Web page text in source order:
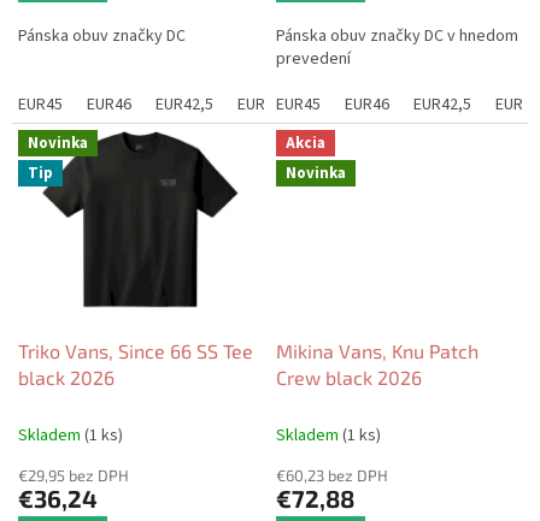
Pánska obuv značky DC
EUR45 EUR46 EUR42,5 EUR42 EUR43 EUR44 EUR41
Pánska obuv značky DC v hnedom
prevedení
EUR45
EUR46 EUR42,5 EUR42
Novinka
Tip
Triko Vans, Since 66 SS Tee
black 2026
Skladem (1 ks)
€29,95 bez DPH
€36,24
Akcia
Novinka
Mikina Vans, Knu Patch
Crew black 2026
Skladem (1 ks)
€60,23 bez DPH
€72,88